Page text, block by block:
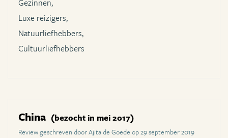
Gezinnen,
Luxe reizigers,
Natuurliefhebbers,
Cultuurliefhebbers
China (bezocht in mei 2017)
Review geschreven door Ajita de Goede op 29 september 2019